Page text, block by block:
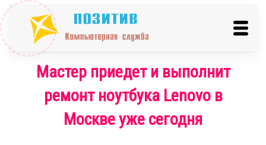
Мастер приедет и выполнит
ремонт ноутбука Lenovo в
Москве уже сегодня